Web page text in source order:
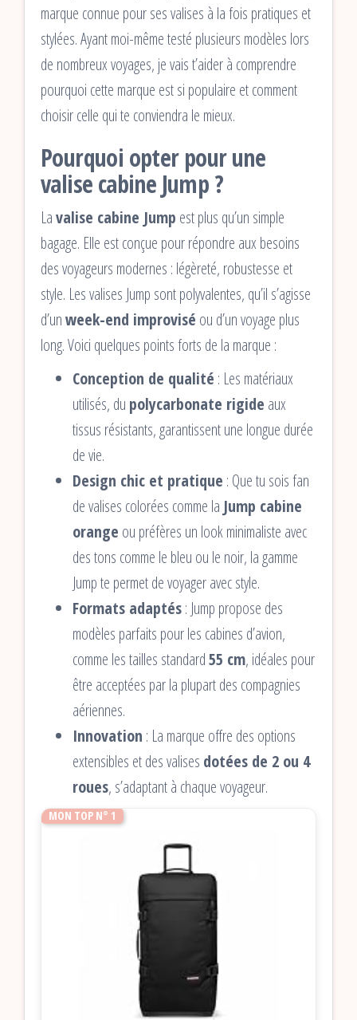
marque connue pour ses valises à la fois pratiques et
stylées. Ayant moi-même testé plusieurs modèles lors
de nombreux voyages, je vais t’aider à comprendre
pourquoi cette marque est si populaire et comment
choisir celle qui te conviendra le mieux.
Pourquoi opter pour une
valise cabine Jump ?
Lavalise cabine Jump est plus qu’un simple
bagage. Elle est conçue pour répondre aux besoins
des voyageurs modernes : légèreté, robustesse et
style. Les valises Jump sont polyvalentes, qu’il s’agisse
d’unweek-end improvisé ou d’un voyage plus
long. Voici quelques points forts de la marque :
Conception de qualité : Les matériaux
utilisés, du polycarbonate rigide aux
tissus résistants, garantissent une longue durée
de vie.
Design chic et pratique : Que tu sois fan
de valises colorées comme la Jump cabine
orange ou préfères un look minimaliste avec
des tons comme le bleu ou le noir, la gamme
Jump te permet de voyager avec style.
Formats adaptés: Jump propose des
modèles parfaits pour les cabines d’avion,
comme les tailles standard55 cm, idéales pour
être acceptées par la plupart des compagnies
aériennes.
Innovation : La marque offre des options
extensibles et des valises dotées de 2 ou 4
roues, s’adaptant à chaque voyageur.
MON TOP N° 1